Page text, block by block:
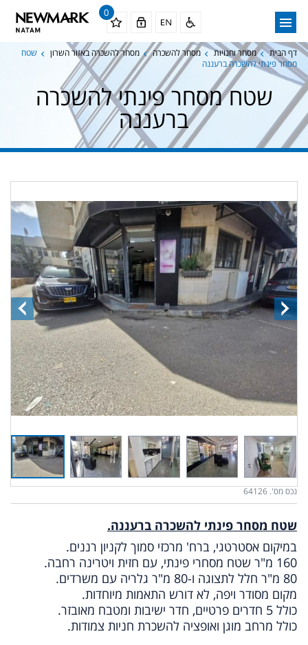
0
דף הבית מסחר וחנויות מסחר להשכרה מסחר להשכרה באזור השרון
שטח
מסחר פינתי להשכרה ברעננה
שטח מסחר פינתי להשכרה
ברעננה
נכס מס'. 64126
שטח מסחר פינתי להשכרה ברעננה.
במיקום אסטרטגי, ברח' מרכזי סמוך לקניון רננים.
160 מ"ר שטח מסחרי פינתי, עם חזית ויטרינה רחבה.
80 מ"ר חלל לתצוגה ו-80 מ"ר גלריה עם משרדים.
מקום מסודר ויפה, לא דורש התאמות מיוחדות.
כולל 5 חדרים פרטיים, חדר ישיבות ומטבח מאובזר.
כולל מרחב מוגן ואופציה להשכרת חניות צמודות.